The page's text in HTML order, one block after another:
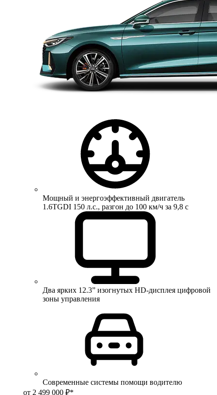
Мощный и энергоэффективный двигатель
1.6TGDI 150 л.с., разгон до 100 км/ч за 9,8 с
Два ярких 12.3” изогнутых HD-дисплея цифровой
зоны управления
Современные системы помощи водителю
от 2 499 000 ₽*